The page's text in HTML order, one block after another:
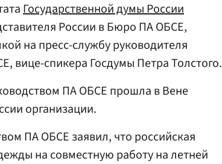
Государственной думы России
России в Бюро ПА ОБСЕ,
на пресс-службу руководителя
вице-спикера Госдумы Петра Толстого.
ПА ОБСЕ прошла в Вене
организации.
ПА ОБСЕ заявил, что российская
на совместную работу на летней